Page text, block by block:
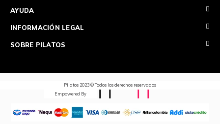
AYUDA +
INFORMACIÓN LEGAL +
SOBRE PILATOS +
Pilatos 2023 © Todos los derechos reservados
Empowered By